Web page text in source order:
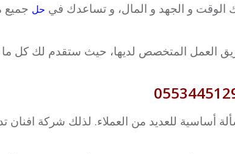
الوقت و الجهد و المال، و تساعدك في حل
العمل المتخصص لديها، حيث ستقدم لك كل
أساسية للعديد من العملاء. لذلك شركة افنان